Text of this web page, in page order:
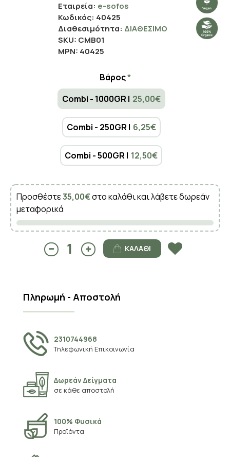
Εταιρεία: e-sofos
Κωδικός: 40425
Διαθεσιμότητα: ΔΙΑΘΈΣΙΜΟ
SKU: CMB01
MPN: 40425
Βάρος
Combi - 1000GR | 25,00€
Combi - 250GR | 6,25€
Combi - 500GR | 12,50€
Προσθέστε35,00€στο καλάθι και λάβετε δωρεάν
μεταφορικά
ΚΑΛΆΘΙ
Πληρωμή - Αποστολή
2310744968
Τηλεφωνική Επικοινωνία
Δωρεάν Δείγματα
σε κάθε αποστολή
100% Φυσικά
Προϊόντα